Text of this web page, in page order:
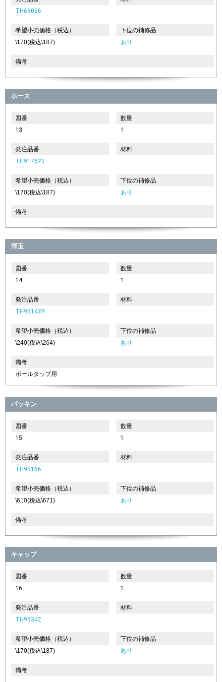
TH66066
希望小売価格（税込）
\170(税込\187)
下位の補修品
あり
備考
ホース
図番
13
数量
1
発注品番
TH917623
材料
希望小売価格（税込）
\170(税込\187)
下位の補修品
あり
備考
浮玉
図番
14
数量
1
発注品番
TH95142R
材料
希望小売価格（税込）
\240(税込\264)
下位の補修品
あり
備考
ボールタップ用
パッキン
図番
15
数量
1
発注品番
TH95166
材料
希望小売価格（税込）
\610(税込\671)
下位の補修品
あり
備考
キャップ
図番
16
数量
1
発注品番
TH95342
材料
希望小売価格（税込）
\170(税込\187)
下位の補修品
あり
備考